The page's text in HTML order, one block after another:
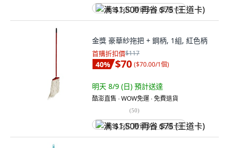
满 $1,500 再省 $75 (王道卡)
金獎 豪華紗拖把 + 鋼柄, 1組, 紅色柄
首購折扣價$117
40% $70 ($70.00/1個)
明天 8/9 (日) 預計送達
酷澎直售 ∙ WOW免運 ∙ 免費退貨
(50)
满 $1,500 再省 $75 (王道卡)